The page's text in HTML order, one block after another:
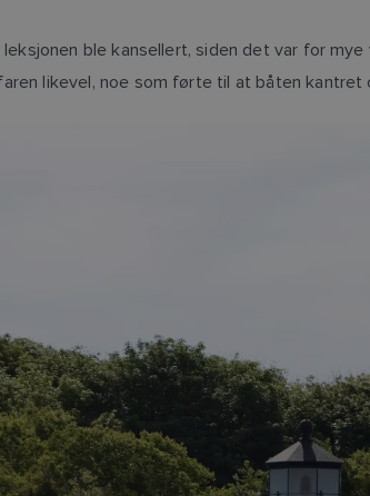
ble kansellert, siden det var for
likevel, noe som førte til at båten kantret